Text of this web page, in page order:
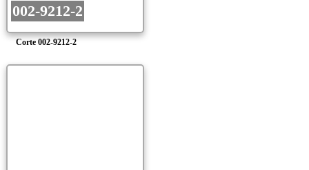
Corte 002-9212-2
002-9212-2